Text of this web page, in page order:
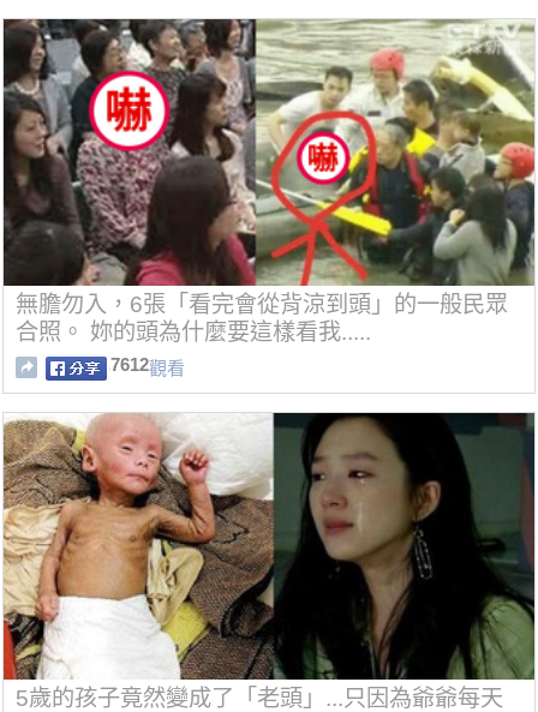
無膽勿入，6張「看完會從背涼到頭」的一般民眾
合照。 妳的頭為什麼要這樣看我.....
7612觀看
5歲的孩子竟然變成了「老頭」...只因為爺爺每天